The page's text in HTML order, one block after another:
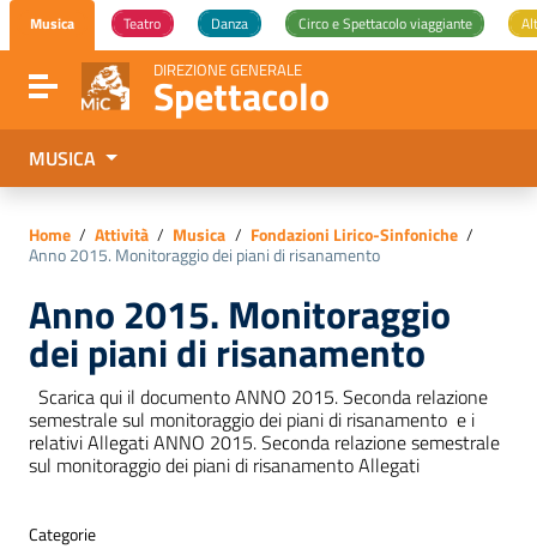
Vai ai contenuti
Vai al menu di navigazione
Vai al footer
Musica Teatro Danza Circo e Spettacolo viaggiante
Attiva / disattiva la navigazione
DIREZIONE GENERALE
Spettacolo
MUSICA
Home / Attività / Musica / Fondazioni Lirico-Sinfoniche /
Anno 2015. Monitoraggio dei piani di risanamento
Anno 2015. Monitoraggio
dei piani di risanamento
Scarica qui il documento ANNO 2015. Seconda relazione
semestrale sul monitoraggio dei piani di risanamento e i
relativi Allegati ANNO 2015. Seconda relazione semestrale
sul monitoraggio dei piani di risanamento Allegati
Categorie